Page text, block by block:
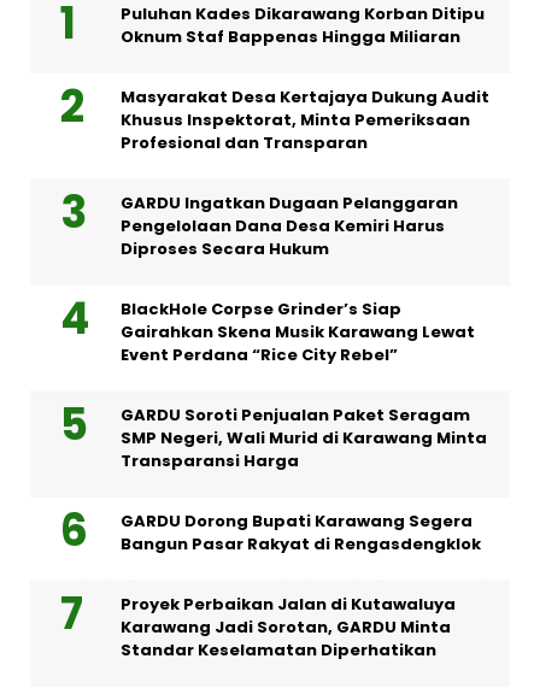
Puluhan Kades Dikarawang Korban Ditipu
Oknum Staf Bappenas Hingga Miliaran
Masyarakat Desa Kertajaya Dukung Audit
Khusus Inspektorat, Minta Pemeriksaan
Profesional dan Transparan
GARDU Ingatkan Dugaan Pelanggaran
Pengelolaan Dana Desa Kemiri Harus
Diproses Secara Hukum
BlackHole Corpse Grinder’s Siap
Gairahkan Skena Musik Karawang Lewat
Event Perdana “Rice City Rebel”
GARDU Soroti Penjualan Paket Seragam
SMP Negeri, Wali Murid di Karawang Minta
Transparansi Harga
GARDU Dorong Bupati Karawang Segera
Bangun Pasar Rakyat di Rengasdengklok
Proyek Perbaikan Jalan di Kutawaluya
Karawang Jadi Sorotan, GARDU Minta
Standar Keselamatan Diperhatikan